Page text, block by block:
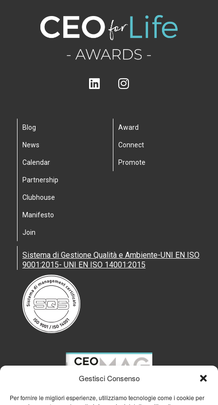
Gestisci Consenso
Per fornire le migliori esperienze, utilizziamo tecnologie come i cookie per
Blog
News
Calendar
Partnership
Clubhouse
Manifesto
Join
Award
Connect
Promote
Sistema di Gestione Qualità e Ambiente-UNI EN ISO
9001:2015- UNI EN ISO 14001:2015